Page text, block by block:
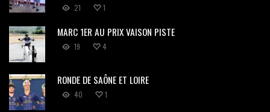
21 1
MARC 1ER AU PRIX VAISON PISTE
19 4
RONDE DE SAÔNE ET LOIRE
40 1